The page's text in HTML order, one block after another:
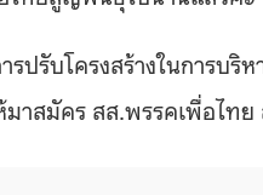
ปรับโครงสร้างในการบ
สมัคร สส.พรรคเพื่อไทย